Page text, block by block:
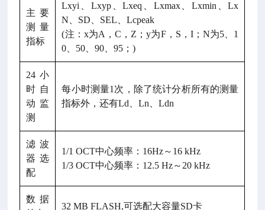
主要
测量
指标
Lxyi、Lxyp、Lxeq、Lxmax、Lxmin、Lx
N、SD、SEL、Lcpeak
(注：x为A，C，Z；y为F，S，I；N为5、1
0、50、90、95；)
24小
时自
动监
测
每小时测量1次，除了统计分析所有的测量
指标外，还有Ld、Ln、Ldn
滤波
器选
配
1/1 OCT中心频率：16Hz～16 kHz
1/3 OCT中心频率：12.5 Hz～20 kHz
数据
32 MB FLASH,可选配大容量SD卡